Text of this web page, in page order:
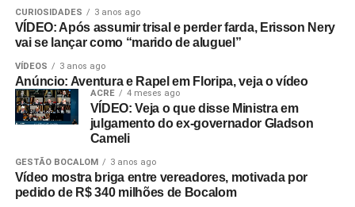
CURIOSIDADES 3 anos ago
VÍDEO: Após assumir trisal e perder farda, Erisson Nery
vai se lançar como “marido de aluguel”
VÍDEOS 3 anos ago
Anúncio: Aventura e Rapel em Floripa, veja o vídeo
ACRE 4 meses ago
VÍDEO: Veja o que disse Ministra em
julgamento do ex-governador Gladson
Cameli
GESTÃO BOCALOM 3 anos ago
Vídeo mostra briga entre vereadores, motivada por
pedido de R$ 340 milhões de Bocalom